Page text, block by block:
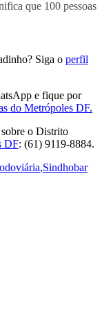
que 100 pessoas
Siga o perfil
e fique por
do Metrópoles DF.
o Distrito
DF: (61) 9119-8884.
,Sindhobar